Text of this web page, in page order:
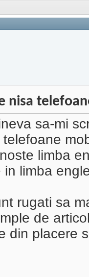
nisa
sa-mi
limba
limba
rugati sa
de
din placere